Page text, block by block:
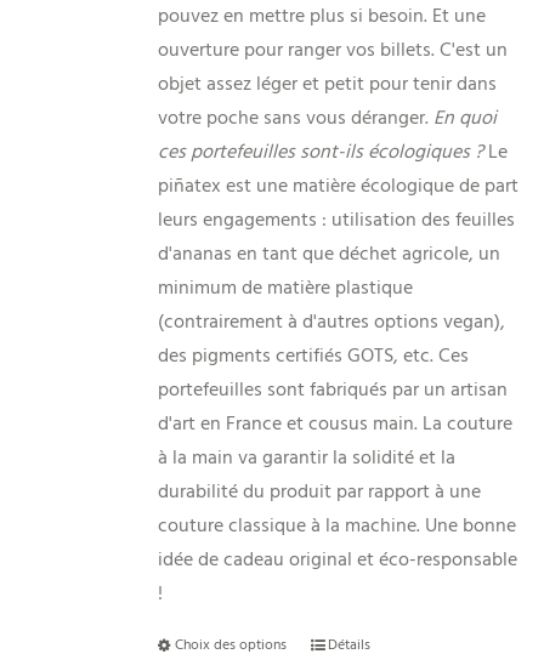
pouvez en mettre plus si besoin. Et une
ouverture pour ranger vos billets. C'est un
objet assez léger et petit pour tenir dans
votre poche sans vous déranger. En quoi
ces portefeuilles sont-ils écologiques ?Le
piñatex est une matière écologique de part
leurs engagements : utilisation des feuilles
d'ananas en tant que déchet agricole, un
minimum de matière plastique
(contrairement à d'autres options vegan),
des pigments certifiés GOTS, etc. Ces
portefeuilles sont fabriqués par un artisan
d'art en France et cousus main. La couture
à la main va garantir la solidité et la
durabilité du produit par rapport à une
couture classique à la machine. Une bonne
idée de cadeau original et éco-responsable
!
Choix des options Détails